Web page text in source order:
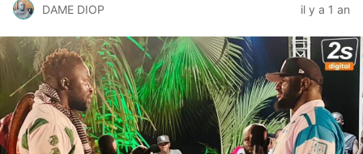
DAME DIOP il y a 1 an